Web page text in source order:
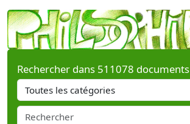
Rechercher dans 511078 documents